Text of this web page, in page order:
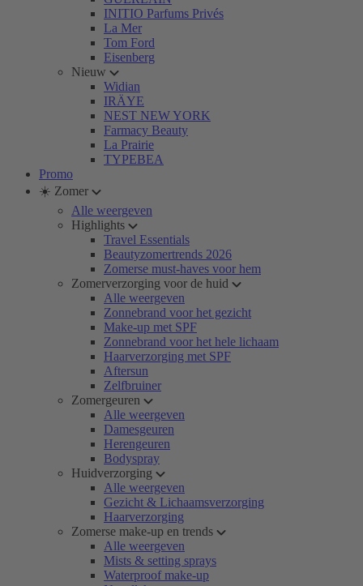
INITIO Parfums Privés
La Mer
Tom Ford
Eisenberg
Nieuw
Widian
IRÄYE
NEST NEW YORK
Farmacy Beauty
La Prairie
TYPEBEA
Promo
☀️ Zomer
Alle weergeven
Highlights
Travel Essentials
Beautyzomertrends 2026
Zomerse must-haves voor hem
Zomerverzorging voor de huid
Alle weergeven
Zonnebrand voor het gezicht
Make-up met SPF
Zonnebrand voor het hele lichaam
Haarverzorging met SPF
Aftersun
Zelfbruiner
Zomergeuren
Alle weergeven
Damesgeuren
Herengeuren
Bodyspray
Huidverzorging
Alle weergeven
Gezicht & Lichaamsverzorging
Haarverzorging
Zomerse make-up en trends
Alle weergeven
Mists & setting sprays
Waterproof make-up